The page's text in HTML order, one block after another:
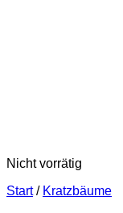
Nicht vorrätig
Start / Kratzbäume